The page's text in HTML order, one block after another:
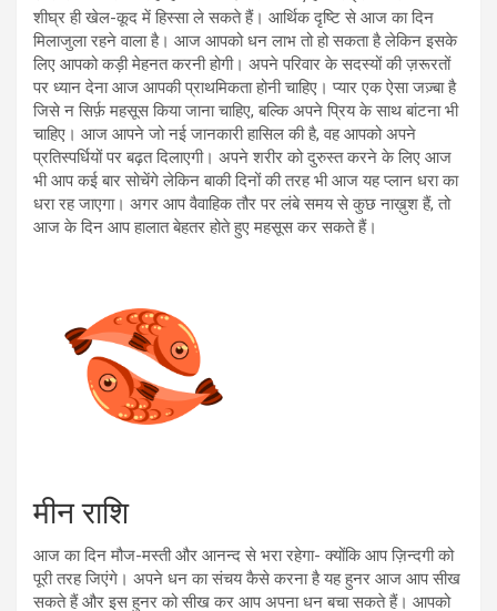
शीघ्र ही खेल-कूद में हिस्सा ले सकते हैं। आर्थिक दृष्टि से आज का दिन
मिलाजुला रहने वाला है। आज आपको धन लाभ तो हो सकता है लेकिन इसके
लिए आपको कड़ी मेहनत करनी होगी। अपने परिवार के सदस्यों की ज़रूरतों
पर ध्यान देना आज आपकी प्राथमिकता होनी चाहिए। प्यार एक ऐसा जज़्बा है
जिसे न सिर्फ़ महसूस किया जाना चाहिए, बल्कि अपने प्रिय के साथ बांटना भी
चाहिए। आज आपने जो नई जानकारी हासिल की है, वह आपको अपने
प्रतिस्पर्धियों पर बढ़त दिलाएगी। अपने शरीर को दुरुस्त करने के लिए आज
भी आप कई बार सोचेंगे लेकिन बाकी दिनों की तरह भी आज यह प्लान धरा का
धरा रह जाएगा। अगर आप वैवाहिक तौर पर लंबे समय से कुछ नाख़ुश हैं, तो
आज के दिन आप हालात बेहतर होते हुए महसूस कर सकते हैं।
मीन राशि
आज का दिन मौज-मस्ती और आनन्द से भरा रहेगा- क्योंकि आप ज़िन्दगी को
पूरी तरह जिएंगे। अपने धन का संचय कैसे करना है यह हुनर आज आप सीख
सकते हैं और इस हुनर को सीख कर आप अपना धन बचा सकते हैं। आपको